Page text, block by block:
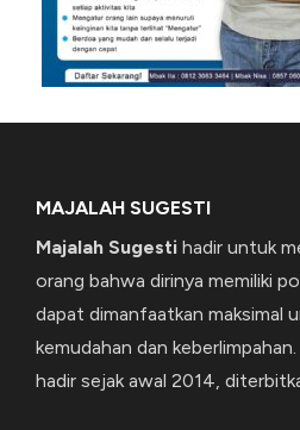
MAJALAH SUGESTI
Majalah Sugesti hadir untuk
orang bahwa dirinya memiliki
dapat dimanfaatkan maksimal
kemudahan dan keberlimpahan.
hadir sejak awal 2014,